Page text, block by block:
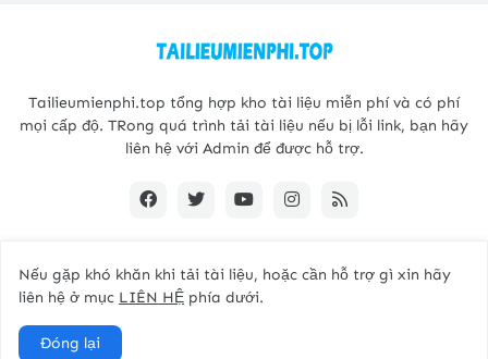
Tailieumienphi.top tổng hợp kho tài liệu miễn phí và có phí
mọi cấp độ. TRong quá trình tải tài liệu nếu bị lỗi link, bạn hãy
liên hệ với Admin để được hỗ trợ.
Copyright@2021 -
Tailieumienphi.top
Nếu gặp khó khăn khi tải tài liệu, hoặc cần hỗ trợ gì xin hãy
liên hệ ở mục LIÊN HỆ phía dưới.
Đóng lại